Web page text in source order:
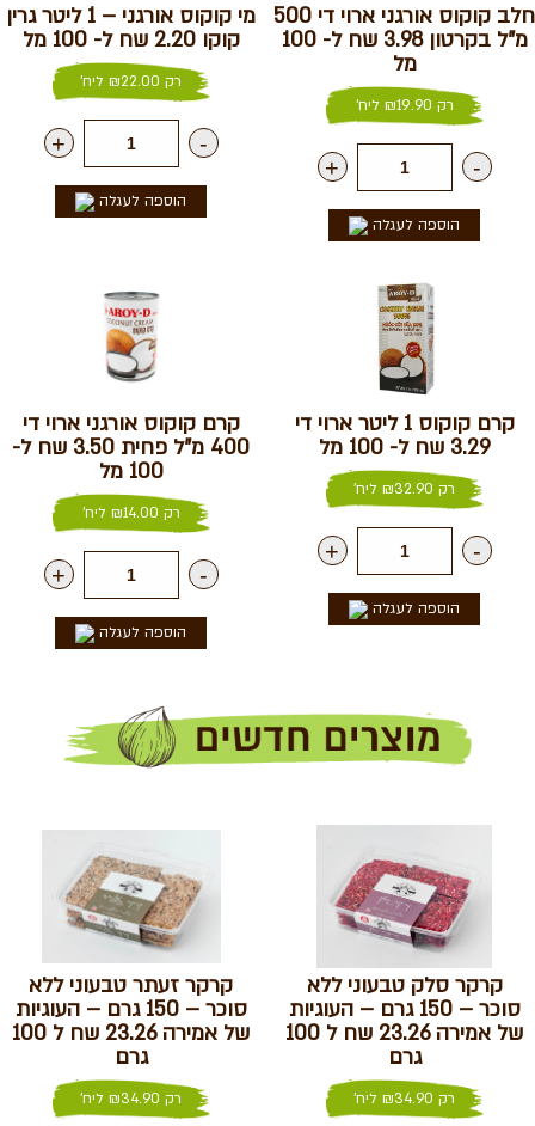
חלב קוקוס אורגני ארוי די 500
מ"ל בקרטון 3.98 שח ל- 100
מל
רק ₪19.90 ליח'
-
+
הוספה לעגלה
מי קוקוס אורגני – 1 ליטר גרין
קוקו 2.20 שח ל- 100 מל
רק ₪22.00 ליח'
-
+
הוספה לעגלה
קרם קוקוס 1 ליטר ארוי די
3.29 שח ל- 100 מל
רק ₪32.90 ליח'
-
+
הוספה לעגלה
קרם קוקוס אורגני ארוי די
400 מ"ל פחית 3.50 שח ל-
100 מל
רק ₪14.00 ליח'
-
+
הוספה לעגלה
קרקר סלק טבעוני ללא
סוכר – 150 גרם – העוגיות
של אמירה 23.26 שח ל 100
גרם
רק ₪34.90 ליח'
קרקר זעתר טבעוני ללא
סוכר – 150 גרם – העוגיות
של אמירה 23.26 שח ל 100
גרם
רק ₪34.90 ליח'